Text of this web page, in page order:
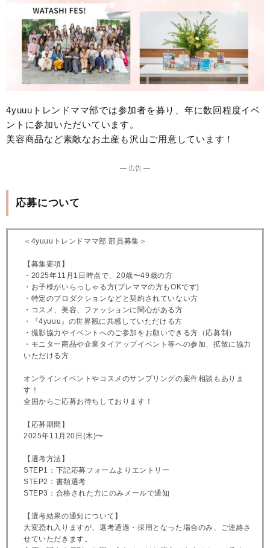
4yuuuトレンドママ部では参加者を募り、年に数回程度イベ
ントに参加いただいています。
美容商品など素敵なお土産も沢山ご用意しています！
― 広告 ―
応募について
＜4yuuuトレンドママ部 部員募集＞
【募集要項】
・2025年11月1日時点で、20歳〜49歳の方
・お子様がいらっしゃる方(プレママの方もOKです)
・特定のプロダクションなどと契約されていない方
・コスメ、美容、ファッションに関心がある方
・『4yuuu』の世界観に共感していただける方
・撮影協力やイベントへのご参加をお願いできる方（応募制）
・モニター商品や企業タイアップイベント等への参加、拡散に協力
いただける方
オンラインイベントやコスメのサンプリングの案件相談もありま
す！
全国からご応募お待ちしております！
【応募期間】
2025年11月20日(木)〜
【選考方法】
STEP1：下記応募フォームよりエントリー
STEP2：書類選考
STEP3：合格された方にのみメールで通知
【選考結果の通知について】
大変恐れ入りますが、選考通過・採用となった場合のみ、ご連絡さ
せていただきます。